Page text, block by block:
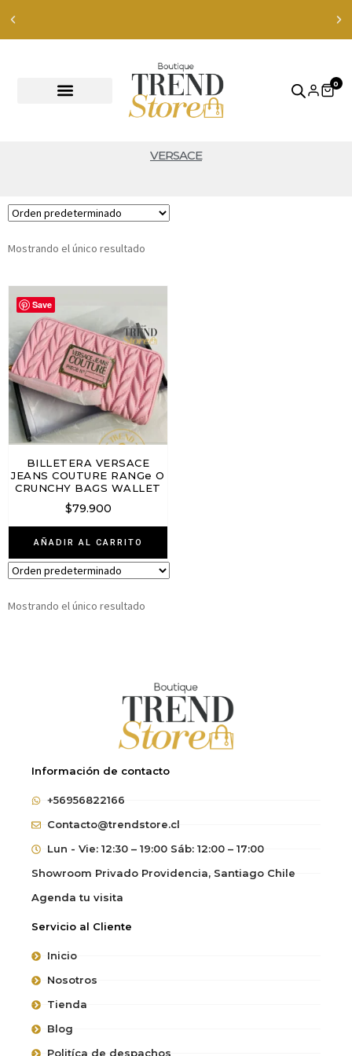
ver productos
0
VERSACE
Mostrando el único resultado
Save
BILLETERA VERSACE
JEANS COUTURE RANGe O
CRUNCHY BAGS WALLET
$79.900
AÑADIR AL CARRITO
Mostrando el único resultado
Información de contacto
+56956822166
Contacto@trendstore.cl
Lun - Vie: 12:30 – 19:00 Sáb: 12:00 – 17:00
Showroom Privado Providencia, Santiago Chile
Agenda tu visita
Servicio al Cliente
Inicio
Nosotros
Tienda
Blog
Politíca de despachos